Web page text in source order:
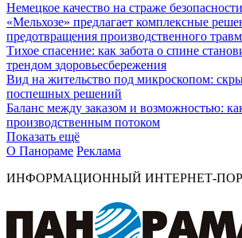
Немецкое качество на страже
«Мельхозе» предлагает комплексные
предотвращения производственного
Тихое спасение: как забота о спине
трендом здоровьесбережения
Вид на жительство под микроскопом:
поспешных решений
Баланс между заказом и возможностью:
производственным потоком
Показать ещё
О Панораме Реклама
ИНФОРМАЦИОННЫЙ ИНТЕРНЕТ-